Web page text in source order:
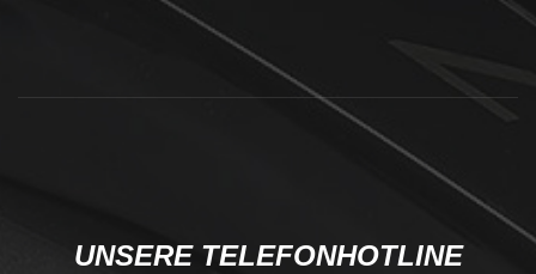
UNSERE TELEFONHOTLINE